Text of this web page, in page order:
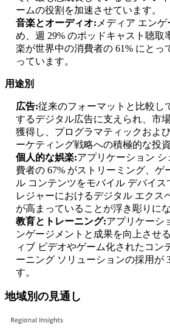
ームの役割を加速させています。
音楽とオーディオ: メディア エン
め、週 29% のポッドキャスト聴取
楽が世界中の消費者の 61% にとっ
っています。
用途別
広告:従来のフォーマットと比較し
するデジタル広告に支えられ、市
獲得し、プログラマティックおよ
ーケティング戦略への積極的な投
個人的な娯楽:アプリケーション シ
費者の 67% がストリーミング、ゲ
ル コンテンツをモバイル デバイス
レジャーにおけるデジタル エクス
が高まっていることが浮き彫りに
教育とトレーニング:アプリケーシ
ンゲージメントと成果を向上させ
ィブ ビデオやゲーム化されたコン
ーニング ソリューションの採用が
す。
地域別の見通し